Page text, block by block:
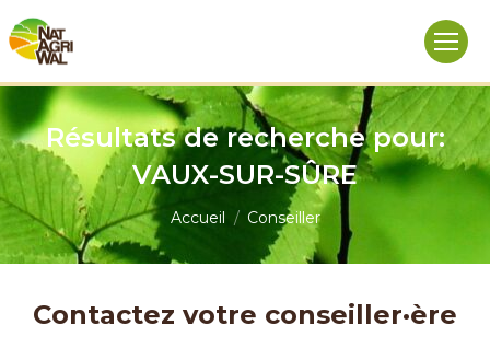
Résultats de recherche pour:
VAUX-SUR-SÛRE
Vous êtes ici :
Accueil Conseiller
Contactez votre conseiller·ère